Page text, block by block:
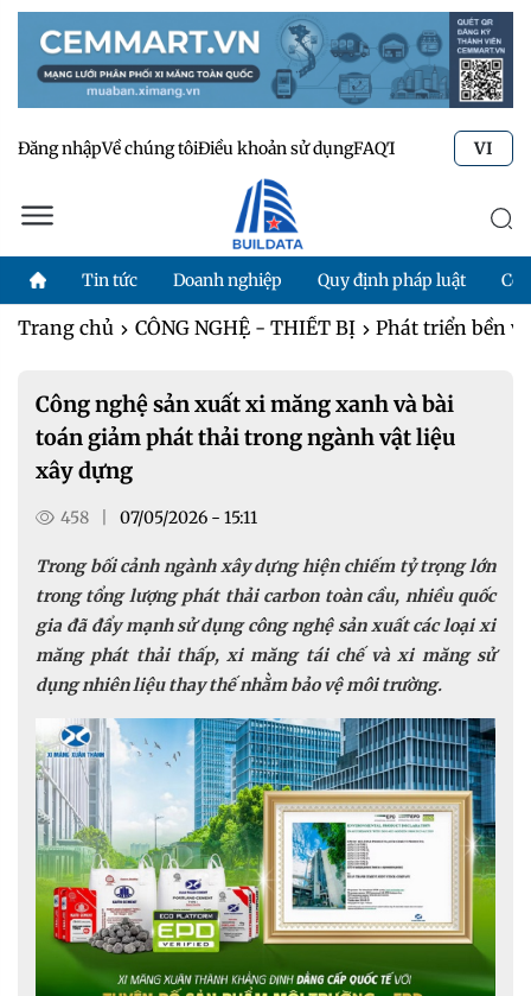
Đăng nhậpVề chúng tôiĐiều khoản sử dụngFAQTư vấn kỹ thuật
VI
Tin tức Doanh nghiệp Quy định pháp luật
Trang chủ CÔNG NGHỆ - THIẾT BỊ Phát triển bền
Công nghệ sản xuất xi măng xanh và bài
toán giảm phát thải trong ngành vật liệu
xây dựng
458 07/05/2026 - 15:11
Trong bối cảnh ngành xây dựng hiện chiếm tỷ trọng lớn
trong tổng lượng phát thải carbon toàn cầu, nhiều quốc
gia đã đẩy mạnh sử dụng công nghệ sản xuất các loại xi
măng phát thải thấp, xi măng tái chế và xi măng sử
dụng nhiên liệu thay thế nhằm bảo vệ môi trường.